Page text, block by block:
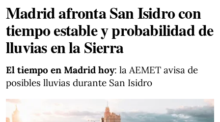
Madrid afronta San Isidro con
tiempo estable y probabilidad de
lluvias en la Sierra
El tiempo en Madrid hoy: la AEMET avisa de
posibles lluvias durante San Isidro